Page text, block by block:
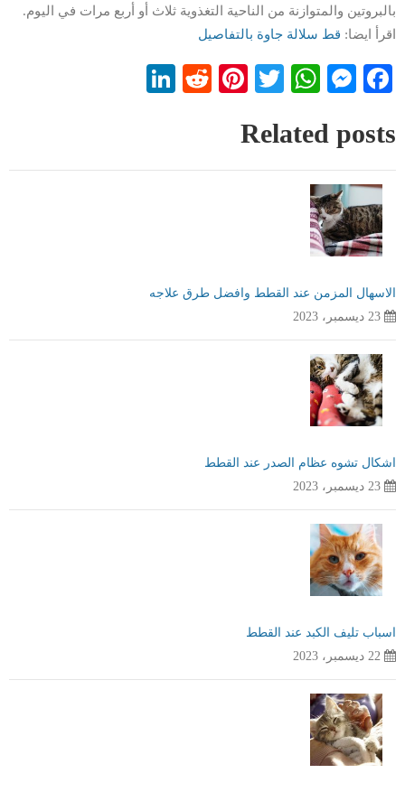
بالبروتين والمتوازنة من الناحية التغذوية ثلاث أو أربع مرات في اليوم.
اقرأ ايضا: قط سلالة جاوة بالتفاصيل
Facebook
Messenger
WhatsApp
Twitter
Pinterest
Reddit
Related posts
الاسهال المزمن عند القطط وافضل طرق علاجه
23 ديسمبر، 2023
اشكال تشوه عظام الصدر عند القطط
23 ديسمبر، 2023
اسباب تليف الكبد عند القطط
22 ديسمبر، 2023